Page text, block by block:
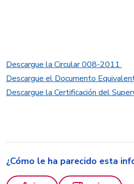
Descargue la Circular 008-2011
Descargue el Documento
Descargue la Certificación del
¿Cómo le ha parecido esta